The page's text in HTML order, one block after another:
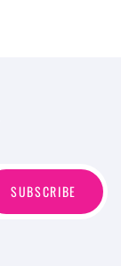
SUBSCRIBE